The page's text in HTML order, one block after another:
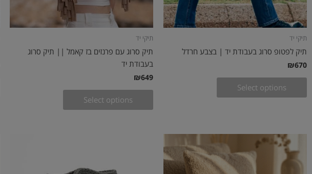
תיקי יד
תיק לפטופ סרוג בעבודת יד | בצבע חרדל
₪670
Select options
תיקי יד
תיק סרוג עם פרנזים בז קאמל || תיק סרוג
בעבודת יד
₪649
Select options